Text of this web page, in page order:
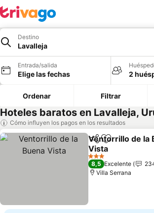
Destino
Lavalleja
Entrada/salida
Elige las fechas 2
Ordenar Filtrar
Hoteles baratos en Lavalleja,
Cómo influyen los pagos en los resultados
Compartir
Añadir a
Ventorrillo de la
Vista
3 Estrellas
8,5 Excelente
Villa Serrana